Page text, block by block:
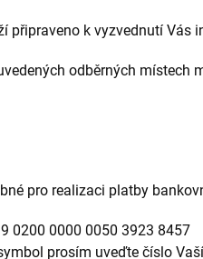
připraveno k vyzvednutí Vás
odběrných místech
pro realizaci platby
0200 0000 0050 3923 8457
prosím uveďte číslo